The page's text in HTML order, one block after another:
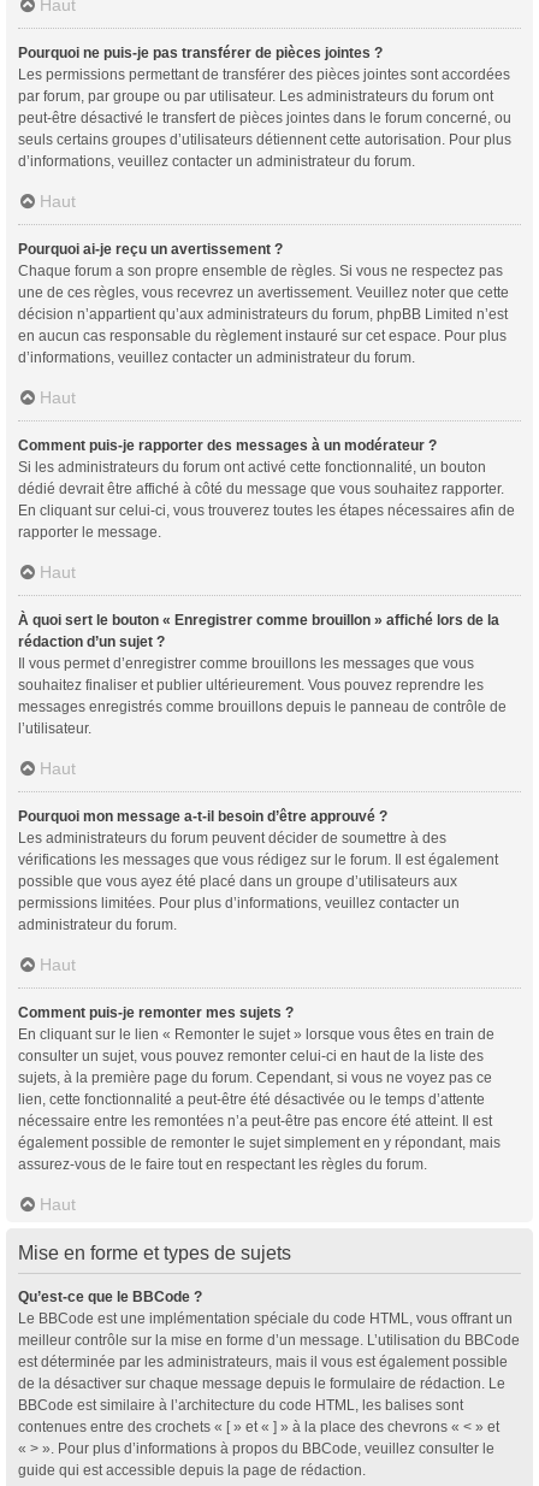
Haut
Pourquoi ne puis-je pas transférer de pièces jointes ?
Les permissions permettant de transférer des pièces jointes sont accordées
par forum, par groupe ou par utilisateur. Les administrateurs du forum ont
peut-être désactivé le transfert de pièces jointes dans le forum concerné, ou
seuls certains groupes d’utilisateurs détiennent cette autorisation. Pour plus
d’informations, veuillez contacter un administrateur du forum.
Haut
Pourquoi ai-je reçu un avertissement ?
Chaque forum a son propre ensemble de règles. Si vous ne respectez pas
une de ces règles, vous recevrez un avertissement. Veuillez noter que cette
décision n’appartient qu’aux administrateurs du forum, phpBB Limited n’est
en aucun cas responsable du règlement instauré sur cet espace. Pour plus
d’informations, veuillez contacter un administrateur du forum.
Haut
Comment puis-je rapporter des messages à un modérateur ?
Si les administrateurs du forum ont activé cette fonctionnalité, un bouton
dédié devrait être affiché à côté du message que vous souhaitez rapporter.
En cliquant sur celui-ci, vous trouverez toutes les étapes nécessaires afin de
rapporter le message.
Haut
À quoi sert le bouton « Enregistrer comme brouillon » affiché lors de la
rédaction d’un sujet ?
Il vous permet d’enregistrer comme brouillons les messages que vous
souhaitez finaliser et publier ultérieurement. Vous pouvez reprendre les
messages enregistrés comme brouillons depuis le panneau de contrôle de
l’utilisateur.
Haut
Pourquoi mon message a-t-il besoin d’être approuvé ?
Les administrateurs du forum peuvent décider de soumettre à des
vérifications les messages que vous rédigez sur le forum. Il est également
possible que vous ayez été placé dans un groupe d’utilisateurs aux
permissions limitées. Pour plus d’informations, veuillez contacter un
administrateur du forum.
Haut
Comment puis-je remonter mes sujets ?
En cliquant sur le lien « Remonter le sujet » lorsque vous êtes en train de
consulter un sujet, vous pouvez remonter celui-ci en haut de la liste des
sujets, à la première page du forum. Cependant, si vous ne voyez pas ce
lien, cette fonctionnalité a peut-être été désactivée ou le temps d’attente
nécessaire entre les remontées n’a peut-être pas encore été atteint. Il est
également possible de remonter le sujet simplement en y répondant, mais
assurez-vous de le faire tout en respectant les règles du forum.
Haut
Mise en forme et types de sujets
Qu’est-ce que le BBCode ?
Le BBCode est une implémentation spéciale du code HTML, vous offrant un
meilleur contrôle sur la mise en forme d’un message. L’utilisation du BBCode
est déterminée par les administrateurs, mais il vous est également possible
de la désactiver sur chaque message depuis le formulaire de rédaction. Le
BBCode est similaire à l’architecture du code HTML, les balises sont
contenues entre des crochets « [ » et « ] » à la place des chevrons « < » et
« > ». Pour plus d’informations à propos du BBCode, veuillez consulter le
guide qui est accessible depuis la page de rédaction.